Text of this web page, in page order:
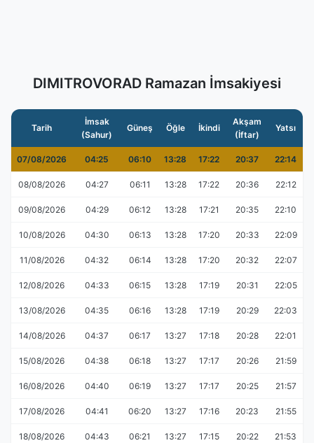
DIMITROVORAD Ramazan İmsakiyesi
Tarih
İmsak
(Sahur)
Güneş Öğle İkindi
Akşam
(İftar)
Yatsı
07/08/2026 04:25 06:10 13:28 17:22 20:37 22:14
08/08/2026 04:27 06:11 13:28 17:22 20:36 22:12
09/08/2026 04:29 06:12 13:28 17:21 20:35 22:10
10/08/2026 04:30 06:13 13:28 17:20 20:33 22:09
11/08/2026 04:32 06:14 13:28 17:20 20:32 22:07
12/08/2026 04:33 06:15 13:28 17:19 20:31 22:05
13/08/2026 04:35 06:16 13:28 17:19 20:29 22:03
14/08/2026 04:37 06:17 13:27 17:18 20:28 22:01
15/08/2026 04:38 06:18 13:27 17:17 20:26 21:59
16/08/2026 04:40 06:19 13:27 17:17 20:25 21:57
17/08/2026 04:41 06:20 13:27 17:16 20:23 21:55
18/08/2026 04:43 06:21 13:27 17:15 20:22 21:53